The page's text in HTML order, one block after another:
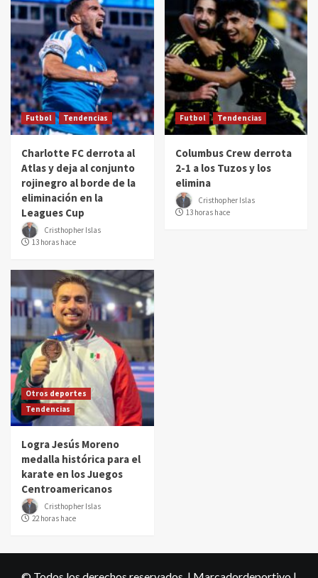
Futbol Tendencias
Charlotte FC derrota al
Atlas y deja al conjunto
rojinegro al borde de la
eliminación en la
Leagues Cup
Cristhopher Islas
13 horas hace
Futbol Tendencias
Columbus Crew derrota
2-1 a los Tuzos y los
elimina
Cristhopher Islas
13 horas hace
Otros deportes
Tendencias
Logra Jesús Moreno
medalla histórica para el
karate en los Juegos
Centroamericanos
Cristhopher Islas
22 horas hace